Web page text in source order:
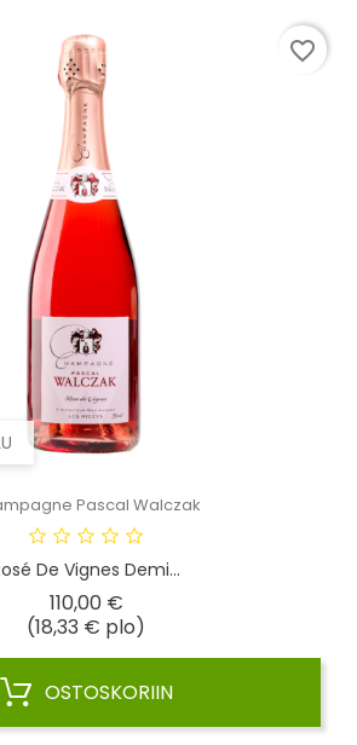
Pascal Walczak
De Vignes Demi...
110,00 €Hinta
(18,33 € plo)
OSTOSKORIIN
favorite_border